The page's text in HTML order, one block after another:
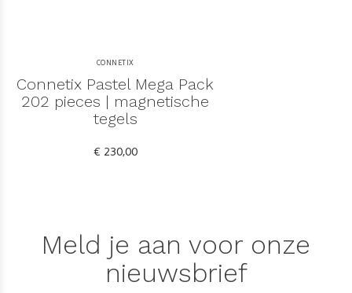
CONNETIX
Connetix Pastel Mega Pack
202 pieces | magnetische
tegels
€ 230,00
Meld je aan voor onze
nieuwsbrief